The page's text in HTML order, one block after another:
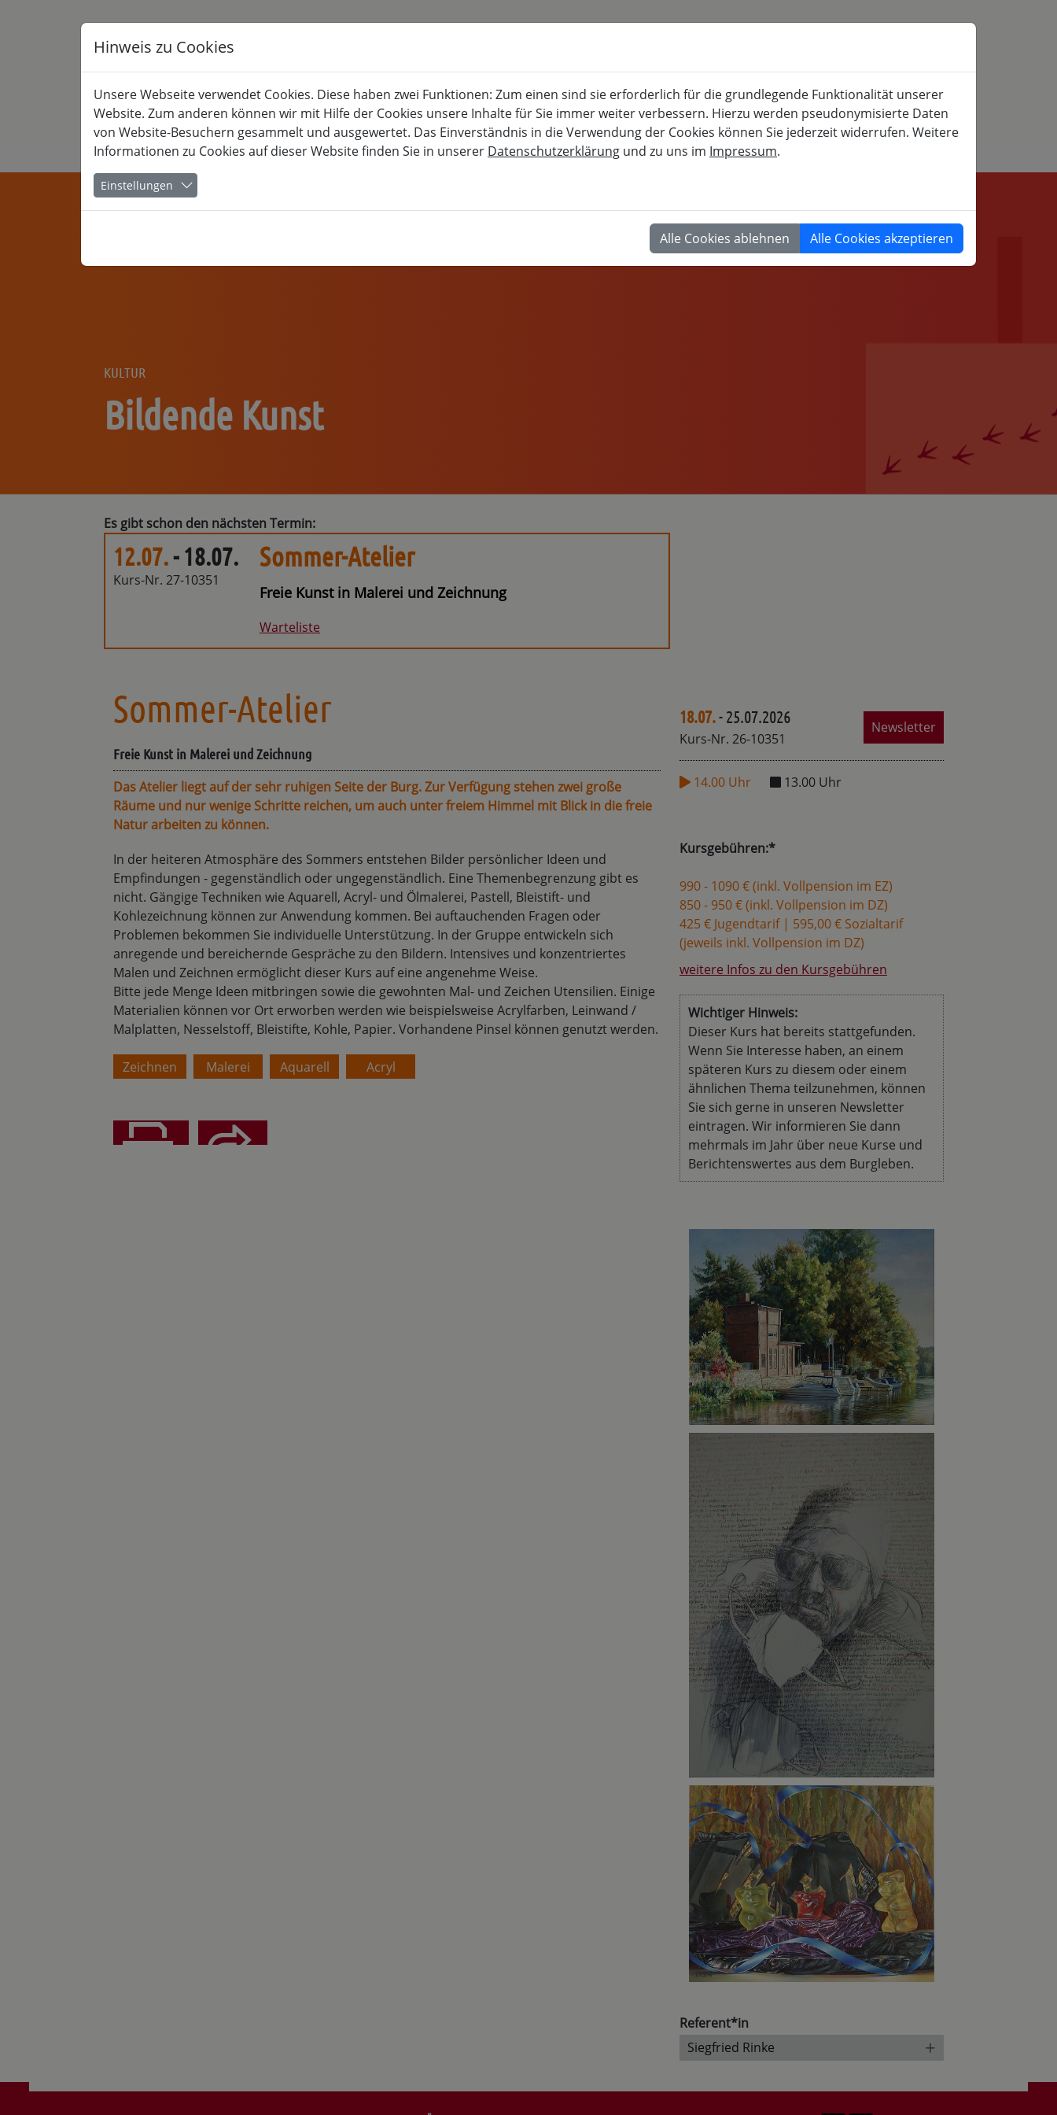
Akademie für musisch-kulturelle, berufliche und gesellschaftspolitische Weiterbildung
KULTUR BERUF GESELLSCHAFT
KULTUR
Bildende Kunst
Es gibt schon den nächsten Termin:
12.07.- 18.07.
Kurs-Nr. 27-10351
Sommer-Atelier
Freie Kunst in Malerei und Zeichnung
Warteliste
Sommer-Atelier
Freie Kunst in Malerei und Zeichnung
Das Atelier liegt auf der sehr ruhigen Seite der Burg. Zur Verfügung stehen zwei große
Räume und nur wenige Schritte reichen, um auch unter freiem Himmel mit Blick in die freie
Natur arbeiten zu können.
In der heiteren Atmosphäre des Sommers entstehen Bilder persönlicher Ideen und
Empfindungen - gegenständlich oder ungegenständlich. Eine Themenbegrenzung gibt es
nicht. Gängige Techniken wie Aquarell, Acryl- und Ölmalerei, Pastell, Bleistift- und
Kohlezeichnung können zur Anwendung kommen. Bei auftauchenden Fragen oder
Problemen bekommen Sie individuelle Unterstützung. In der Gruppe entwickeln sich
anregende und bereichernde Gespräche zu den Bildern. Intensives und konzentriertes
Malen und Zeichnen ermöglicht dieser Kurs auf eine angenehme Weise.
Bitte jede Menge Ideen mitbringen sowie die gewohnten Mal- und Zeichen Utensilien. Einige
Materialien können vor Ort erworben werden wie beispielsweise Acrylfarben, Leinwand /
Malplatten, Nesselstoff, Bleistifte, Kohle, Papier. Vorhandene Pinsel können genutzt werden.
Zeichnen Malerei Aquarell Acryl
18.07.- 25.07.2026
Kurs-Nr. 26-10351
Newsletter
14.00 Uhr 13.00 Uhr
Kursgebühren:*
990 - 1090 € (inkl. Vollpension im EZ)
850 - 950 € (inkl. Vollpension im DZ)
425 € Jugendtarif | 595,00 € Sozialtarif
(jeweils inkl. Vollpension im DZ)
weitere Infos zu den Kursgebühren
Wichtiger Hinweis:
Dieser Kurs hat bereits stattgefunden.
Wenn Sie Interesse haben, an einem
späteren Kurs zu diesem oder einem
ähnlichen Thema teilzunehmen, können
Sie sich gerne in unseren Newsletter
eintragen. Wir informieren Sie dann
mehrmals im Jahr über neue Kurse und
Berichtenswertes aus dem Burgleben.
Referent*in
Siegfried Rinke
+
Hinweis zu Cookies
Unsere Webseite verwendet Cookies. Diese haben zwei Funktionen: Zum einen sind sie erforderlich für die grundlegende Funktionalität unserer
Website. Zum anderen können wir mit Hilfe der Cookies unsere Inhalte für Sie immer weiter verbessern. Hierzu werden pseudonymisierte Daten
von Website-Besuchern gesammelt und ausgewertet. Das Einverständnis in die Verwendung der Cookies können Sie jederzeit widerrufen. Weitere
Informationen zu Cookies auf dieser Website finden Sie in unserer Datenschutzerklärung und zu uns im Impressum.
Einstellungen
Alle Cookies ablehnen Alle Cookies akzeptieren